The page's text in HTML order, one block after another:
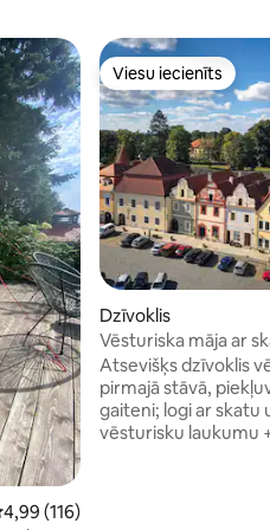
142vērtējums: 4,99 no 5,
4,99 (116)
Viesu iecienīts
Viesu iecienīts
Dzīvoklis
Vēsturiska māja ar
Atsevišķs dzīvoklis
pirmajā stāvā,
gaiteni; logi ar skatu
vēsturisku laukumu